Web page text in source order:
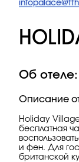
Об отеле:
Описание
Holiday
бесплатная
и фен. Для
британской